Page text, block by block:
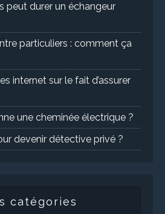
peut durer un échangeur
particuliers : comment ça
internet sur le fait d’assurer
une cheminée électrique ?
devenir détective privé ?
catégories